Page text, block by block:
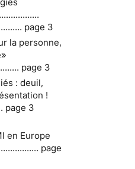
page 3
la personne,
page 3
: deuil,
!
page 3
en Europe
page